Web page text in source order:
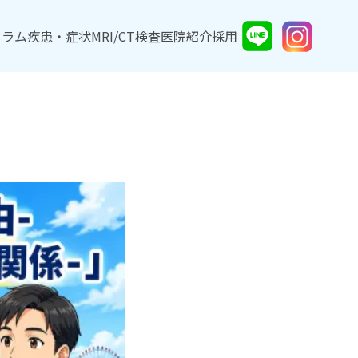
ム疾患・症状MRI/CT検査医院紹介採用
ム疾患・症状MRI/CT検査医院紹介採用